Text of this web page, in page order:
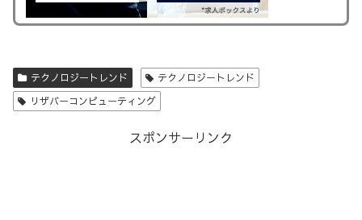
テクノロジートレンド
テクノロジートレンド
リザバーコンピューティング
スポンサーリンク